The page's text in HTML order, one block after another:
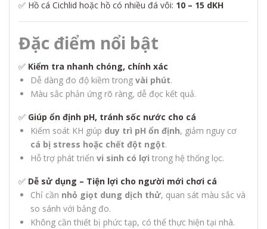
✅ Hồ cá Cichlid hoặc hồ có nhiều đá vôi: 10 – 15 dKH
Đặc điểm nổi bật
✅ Kiểm tra nhanh chóng, chính xác
Dễ dàng đo độ kiềm trong vài phút.
Màu sắc phản ứng rõ ràng, dễ đọc kết quả.
✅ Giúp ổn định pH, tránh sốc nước cho cá
Kiểm soát KH giúp duy trì pH ổn định, giảm nguy cơ
cá bị stress hoặc chết đột ngột.
Hỗ trợ phát triển vi sinh có lợi trong hệ thống lọc.
✅ Dễ sử dụng – Tiện lợi cho người mới chơi cá
Chỉ cần nhỏ giọt dung dịch thử, quan sát màu sắc và
so sánh với bảng đo.
Không cần thiết bị phức tạp, có thể thực hiện tại nhà.